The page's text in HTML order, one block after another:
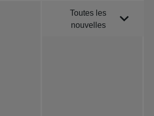
Trier parToutes les
nouvelles